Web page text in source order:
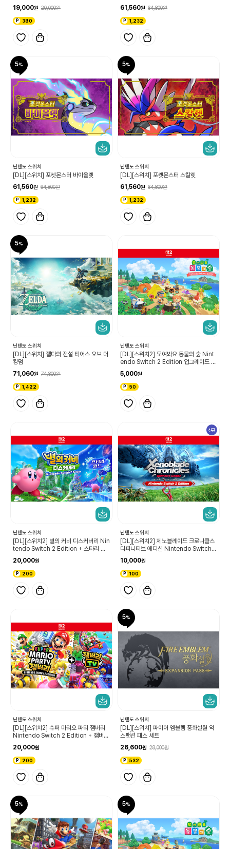
19,000
20,000
380
61,560
64,800
1,232
5
닌텐도 스위치
[DL][스위치] 포켓몬스터 바이올렛
61,560
64,800
1,232
5
닌텐도 스위치
[DL][스위치] 포켓몬스터 스칼렛
61,560
64,800
1,232
5
닌텐도 스위치
[DL][스위치] 젤다의 전설 티어스 오브 더
킹덤
71,060
74,800
1,422
닌텐도 스위치
[DL][스위치2] 모여봐요 동물의 숲 Nint
endo Switch 2 Edition 업그레이드 패
5,000
50
닌텐도 스위치
[DL][스위치2] 별의 커비 디스커버리 Nin
tendo Switch 2 Edition + 스타리 월
20,000
200
신규
닌텐도 스위치
[DL][스위치2] 제노블레이드 크로니클스
디피니티브 에디션 Nintendo Switch 2
10,000
100
닌텐도 스위치
[DL][스위치2] 슈퍼 마리오 파티 잼버리
Nintendo Switch 2 Edition + 잼버리
20,000
200
5
닌텐도 스위치
[DL][스위치] 파이어 엠블렘 풍화설월 익
스팬션 패스 세트
26,600
28,000
532
5 5